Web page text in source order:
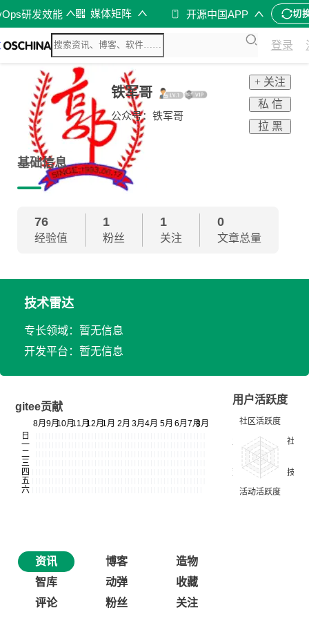
研发效能 媒体矩阵 开源中国APP 切
登录
铁军哥
公众号：铁军哥
+ 关注
私 信
拉 黑
基础信息
76
经验值
1
粉丝
1
关注
0
文章总量
技术雷达
专长领域：暂无信息
开发平台：暂无信息
gitee贡献
用户活跃度
资讯 博客
造物
智库
动弹
收藏
评论
粉丝 关注